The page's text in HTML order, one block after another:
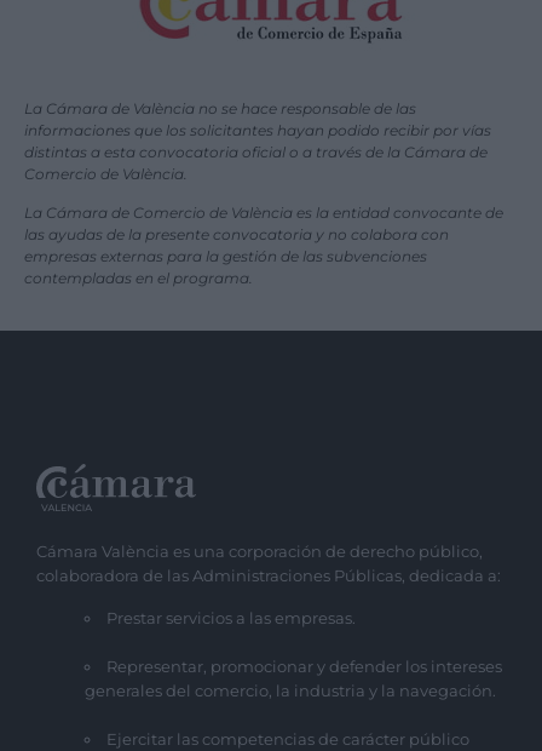
La Cámara de València no se hace responsable de las
informaciones que los solicitantes hayan podido recibir por vías
distintas a esta convocatoria oficial o a través de la Cámara de
Comercio de València.
La Cámara de Comercio de València es la entidad convocante de
las ayudas de la presente convocatoria y no colabora con
empresas externas para la gestión de las subvenciones
contempladas en el programa.
Cámara València es una corporación de derecho público,
colaboradora de las Administraciones Públicas, dedicada a:
Prestar servicios a las empresas.
Representar, promocionar y defender los intereses
generales del comercio, la industria y la navegación.
Ejercitar las competencias de carácter público